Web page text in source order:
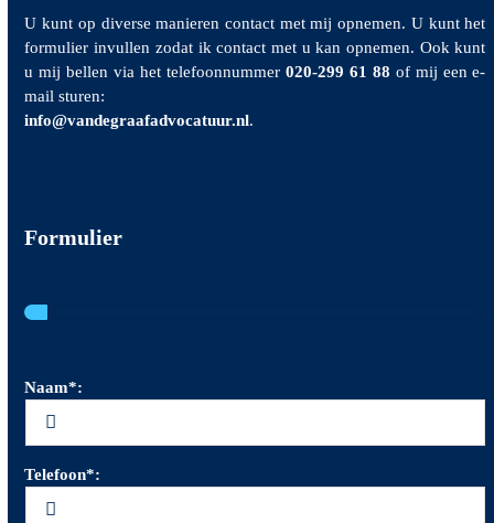
U kunt op diverse manieren contact met mij opnemen. U kunt het
formulier invullen zodat ik contact met u kan opnemen. Ook kunt
u mij bellen via het telefoonnummer 020-299 61 88 of mij een e-
mail sturen:
info@vandegraafadvocatuur.nl.
Formulier
Naam*:
Telefoon*: